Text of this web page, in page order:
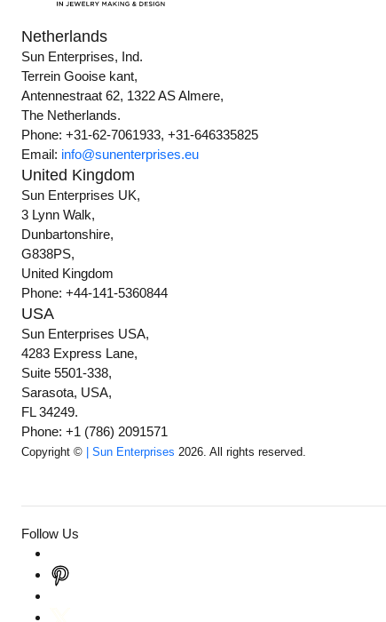
Netherlands
Sun Enterprises, Ind.
Terrein Gooise kant,
Antennestraat 62, 1322 AS Almere,
The Netherlands.
Phone: +31-62-7061933, +31-646335825
Email: info@sunenterprises.eu
United Kingdom
Sun Enterprises UK,
3 Lynn Walk,
Dunbartonshire,
G838PS,
United Kingdom
Phone: +44-141-5360844
USA
Sun Enterprises USA,
4283 Express Lane,
Suite 5501-338,
Sarasota, USA,
FL 34249.
Phone: +1 (786) 2091571
Copyright © | Sun Enterprises 2026. All rights reserved.
Follow Us